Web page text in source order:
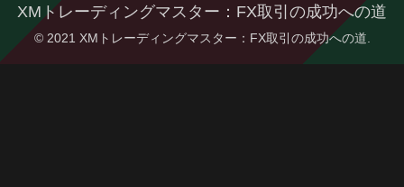
XMトレーディングマスター：FX取引の成功への道
© 2021 XMトレーディングマスター：FX取引の成功への道.